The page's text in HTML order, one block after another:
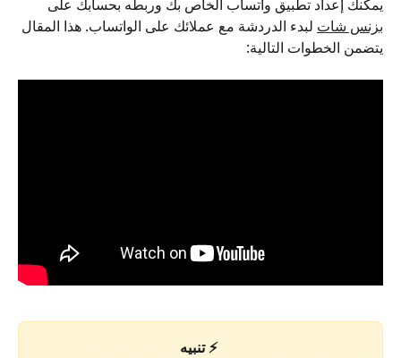
يمكنك إعداد تطبيق واتساب الخاص بك وربطه بحسابك على
بزنس شات لبدء الدردشة مع عملائك على الواتساب. هذا المقال
يتضمن الخطوات التالية:
⚡ تنبيه